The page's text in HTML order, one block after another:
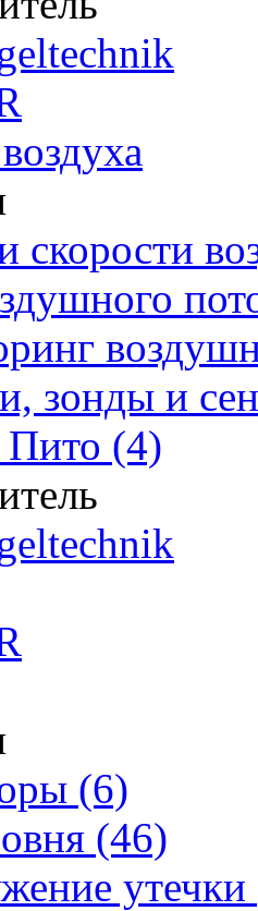
скорости
зонды и
(4)
(6)
(46)
утечки